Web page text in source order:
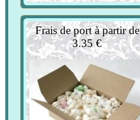
Frais de port à partir de
3.35 €